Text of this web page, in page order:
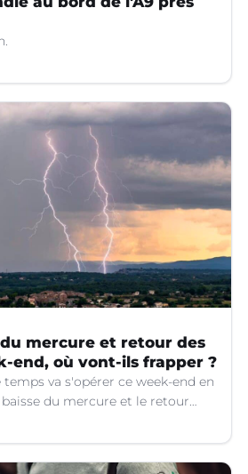
mercure et retour des
end, où vont-ils frapper ?
va s'opérer ce week-end en
du mercure et le retour
départements.